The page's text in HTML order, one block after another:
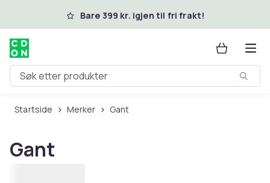
Hopp til hovedinnholdBare 399 kr. igjen til fri frakt!
Søk etter produkter
Startside Merker Gant
Gant